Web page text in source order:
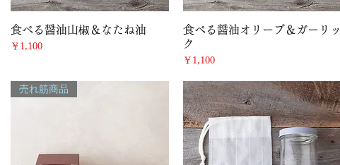
クイックビュー
食べる醤油山椒＆なたね油
価格
￥1,100
クイックビュー
食べる醤油オリーブ＆ガーリッ
ク
価格
￥1,100
売れ筋商品